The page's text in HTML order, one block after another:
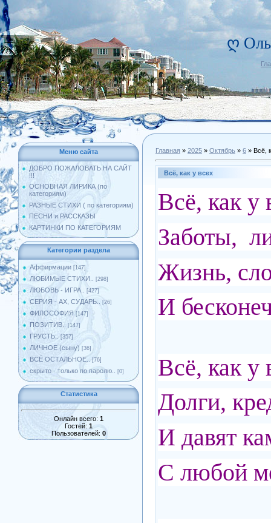
ღ
Меню сайта
ДОБРО ПОЖАЛОВАТЬ НА САЙТ
!!!
ОСНОВНАЯ ЛИРИКА (по
категориям)
РАЗНЫЕ СТИХИ ( по категориям)
ПЕСНИ и РАССКАЗЫ
КАРТИНКИ ПО КАТЕГОРИЯМ
Категории раздела
Аффирмации [147]
ЛЮБИМЫЕ СТИХИ.. [298]
ЛЮБОВЬ - ИГРА.. [427]
СЕРИЯ - АХ, СУДАРЬ.. [26]
ФИЛОСОФИЯ [147]
ПОЗИТИВ.. [147]
ГРУСТЬ.. [357]
ЛИЧНОЕ (сыну) [36]
ВСЁ ОСТАЛЬНОЕ.. [76]
скрыто - только по паролю.. [0]
Статистика
Онлайн всего: 1
Гостей: 1
Пользователей: 0
Главная » 2025 » Октябрь » 6 » Всё,
Всё, как у всех
Всё, как у
Заботы,
Жизнь,
И
Всё, как у
Долги,
И давят
С любой